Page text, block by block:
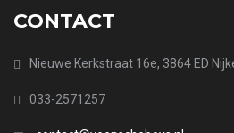
CONTACT
Nieuwe Kerkstraat 16e, 3864 ED
033-2571257